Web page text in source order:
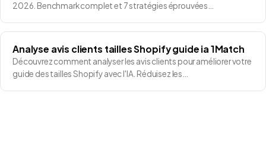
2026. Benchmark complet et 7 stratégies éprouvées…
Analyse avis clients tailles Shopify guide ia 1Match
Découvrez comment analyser les avis clients pour améliorer votre
guide des tailles Shopify avec l'IA. Réduisez les…